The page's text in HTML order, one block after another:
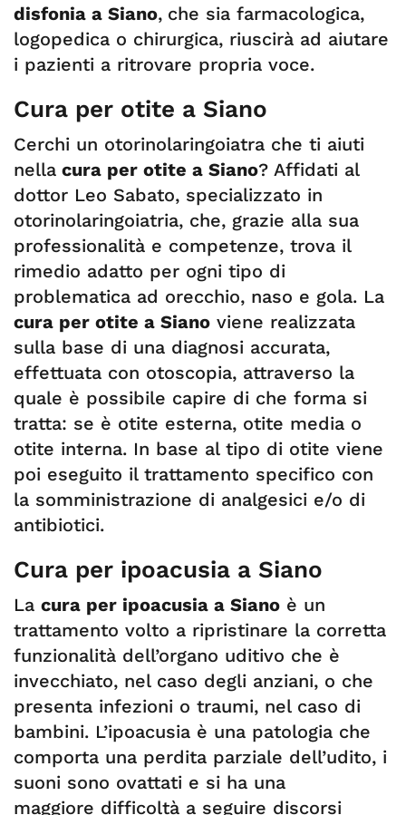
disfonia a Siano, che sia farmacologica,
logopedica o chirurgica, riuscirà ad aiutare
i pazienti a ritrovare propria voce.
Cura per otite a Siano
Cerchi un otorinolaringoiatra che ti aiuti
nella cura per otite a Siano? Affidati al
dottor Leo Sabato, specializzato in
otorinolaringoiatria, che, grazie alla sua
professionalità e competenze, trova il
rimedio adatto per ogni tipo di
problematica ad orecchio, naso e gola. La
cura per otite a Siano viene realizzata
sulla base di una diagnosi accurata,
effettuata con otoscopia, attraverso la
quale è possibile capire di che forma si
tratta: se è otite esterna, otite media o
otite interna. In base al tipo di otite viene
poi eseguito il trattamento specifico con
la somministrazione di analgesici e/o di
antibiotici.
Cura per ipoacusia a Siano
La cura per ipoacusia a Siano è un
trattamento volto a ripristinare la corretta
funzionalità dell’organo uditivo che è
invecchiato, nel caso degli anziani, o che
presenta infezioni o traumi, nel caso di
bambini. L’ipoacusia è una patologia che
comporta una perdita parziale dell’udito, i
suoni sono ovattati e si ha una
maggiore difficoltà a seguire discorsi